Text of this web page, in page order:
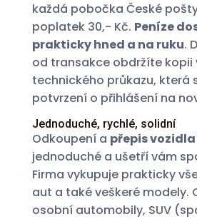
každá pobočka České
poplatek 30,- Kč. Peníze
prakticky hned a na ruku.
od transakce obdržíte kopii
technického průkazu, která
potvrzení o přihlášení na
Jednoduché, rychlé, solidní
Odkoupení a přepis vozidla
jednoduché a ušetří vám
Firma vykupuje prakticky
aut a také veškeré modely.
osobní automobily, SUV